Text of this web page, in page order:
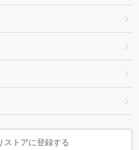
ストアに登録する